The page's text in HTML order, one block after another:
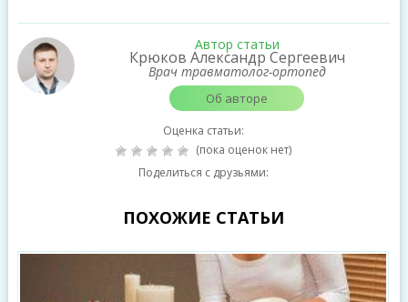
Автор статьи
Крюков Александр Сергеевич
Врач травматолог-ортопед
Об авторе
Оценка статьи:
(пока оценок нет)
Поделиться с друзьями:
ПОХОЖИЕ СТАТЬИ